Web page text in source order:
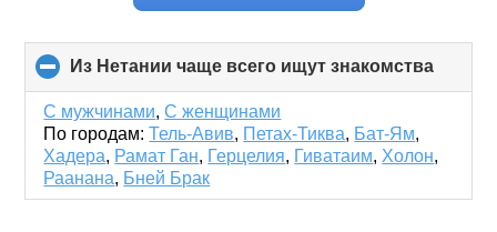
Из Нетании чаще всего ищут знакомства
to
С мужчинами,С женщинами
По городам: Тель-Авив, Петах-Тиква, Бат-Ям,
Хадера, Рамат Ган, Герцелия, Гиватаим, Холон,
Раанана, Бней Брак